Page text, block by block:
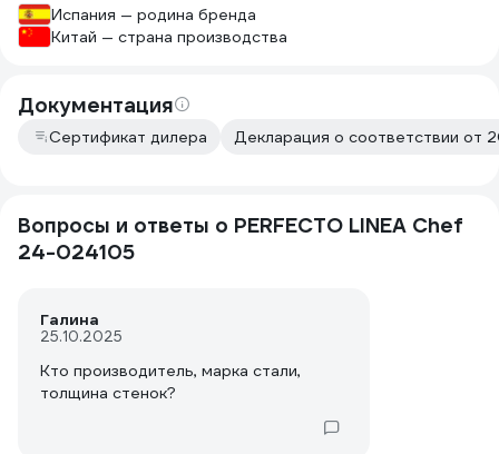
Испания — родина бренда
Китай — страна производства
Документация
Сертификат дилера Декларация о соответствии от
Вопросы и ответы о PERFECTO LINEA Chef
24-024105
Галина
25.10.2025
Кто производитель, марка стали,
толщина стенок?